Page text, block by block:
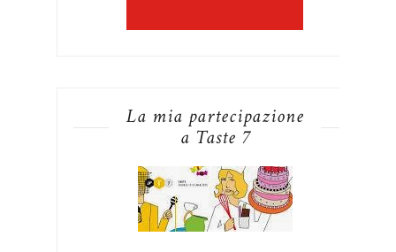
La mia partecipazione
a Taste 7